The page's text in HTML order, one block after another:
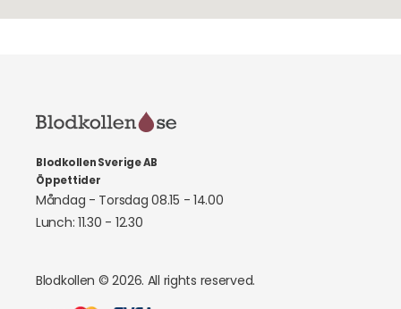
Blodkollen Sverige AB
Öppettider
Måndag - Torsdag 08.15 - 14.00
Lunch: 11.30 - 12.30
Blodkollen © 2026. All rights reserved.